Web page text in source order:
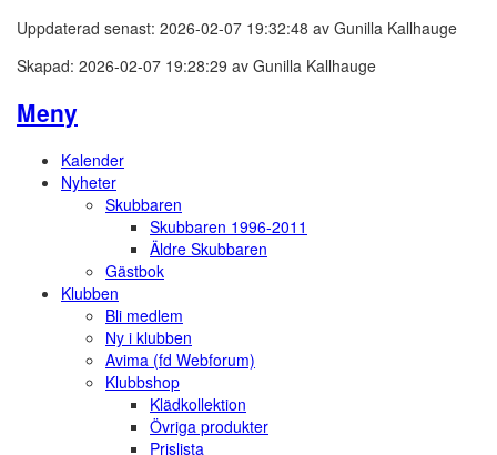
Uppdaterad senast: 2026-02-07 19:32:48 av Gunilla Kallhauge
Skapad: 2026-02-07 19:28:29 av Gunilla Kallhauge
Meny
Kalender
Nyheter
Skubbaren
Skubbaren 1996-2011
Äldre Skubbaren
Gästbok
Klubben
Bli medlem
Ny i klubben
Avima (fd Webforum)
Klubbshop
Klädkollektion
Övriga produkter
Prislista